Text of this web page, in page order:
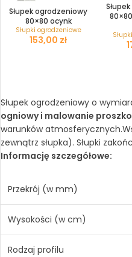
Słupek ogrodzeniowy
80×80 ocynk
Słupki ogrodzeniowe
zł
Słupek ogrodzeniowy o
ogniowy i malowanie
warunków
zewnątrz słupka). Słupki
Informację szczegółowe:
Przekrój (w mm)
Wysokości (w cm)
Rodzaj profilu